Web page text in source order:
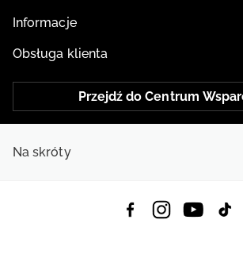
Informacje
Obsługa klienta
Przejdź do Centrum
Na skróty